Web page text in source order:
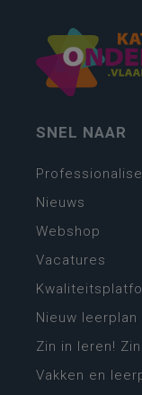
SNEL NAAR
Nieuws
Webshop
Vacatures
Nieuw
Zin in leren!
Vakken en